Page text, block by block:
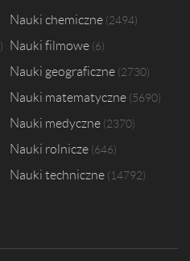
Nauki chemiczne 2494
Nauki filmowe 6
Nauki geograficzne 2730
Nauki matematyczne 5690
Nauki medyczne 2370
Nauki rolnicze 646
Nauki techniczne 14792